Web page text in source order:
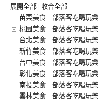
展開全部 | 收合全部
苗栗美食｜部落客吃喝玩樂
桃園美食｜部落客吃喝玩樂
台北美食｜部落客吃喝玩樂
新竹美食｜部落客吃喝玩樂
台中美食｜部落客吃喝玩樂
彰化美食｜部落客吃喝玩樂
南投美食｜部落客吃喝玩樂
雲林美食｜部落客吃喝玩樂